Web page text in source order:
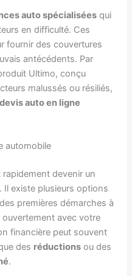
auto spécialisées qui
en difficulté. Ces
fournir des couvertures
antécédents. Par
Ultimo, conçu
malussés ou résiliés,
devis auto en ligne
automobile
rapidement devenir un
Il existe plusieurs options
premières démarches à
avec votre
financière peut souvent
des réductions ou des
.